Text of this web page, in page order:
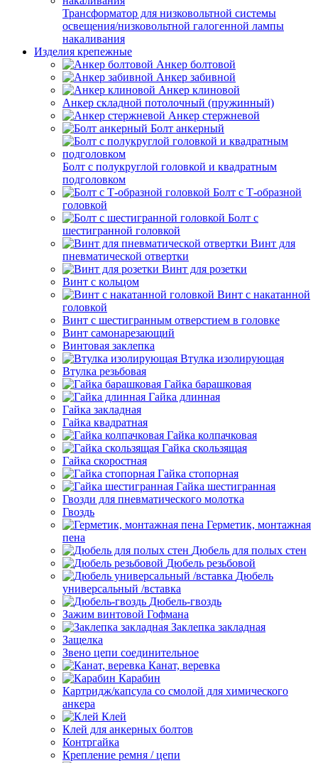
Трансформатор для низковольтной системы
освещения/низковольтной галогенной лампы
накаливания
Изделия крепежные
Анкер болтовой
Анкер забивной
Анкер клиновой
Анкер складной потолочный (пружинный)
Анкер стержневой
Болт анкерный
Болт с полукруглой головкой и квадратным
подголовком
Болт с Т-образной
головкой
Болт с
шестигранной головкой
Винт для
пневматической отвертки
Винт для розетки
Винт с кольцом
Винт с накатанной
головкой
Винт с шестигранным отверстием в головке
Винт самонарезающий
Винтовая заклепка
Втулка изолирующая
Втулка резьбовая
Гайка барашковая
Гайка длинная
Гайка закладная
Гайка квадратная
Гайка колпачковая
Гайка скользящая
Гайка скоростная
Гайка стопорная
Гайка шестигранная
Гвозди для пневматического молотка
Гвоздь
Герметик, монтажная
пена
Дюбель для полых стен
Дюбель резьбовой
Дюбель
универсальный /вставка
Дюбель-гвоздь
Зажим винтовой Гофмана
Заклепка закладная
Защелка
Звено цепи соединительное
Канат, веревка
Карабин
Картридж/капсула со смолой для химического
анкера
Клей
Клей для анкерных болтов
Контргайка
Крепление ремня / цепи